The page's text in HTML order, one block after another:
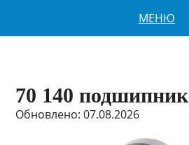
МЕНЮ
70 140 подшипник
Обновлено: 07.08.2026